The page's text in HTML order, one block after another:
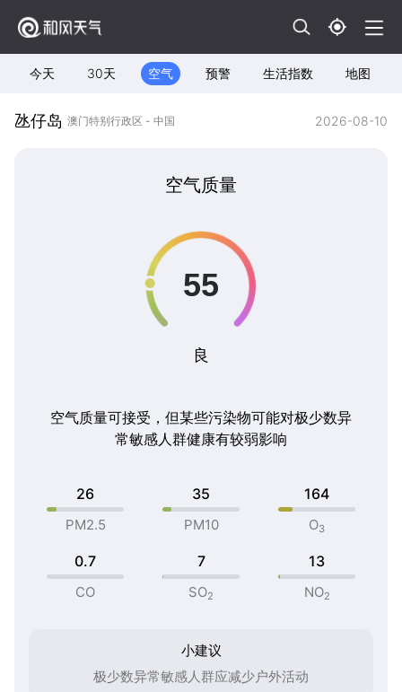
今天 30天 空气 预警 生活指数 地图
氹仔岛 澳门特别行政区 - 中国 2026-08-10
空气质量
良
空气质量可接受，但某些污染物可能对极少数异
常敏感人群健康有较弱影响
26
PM2.5
35
PM10
164
O3
0.7
CO
7
SO2
13
NO2
小建议
极少数异常敏感人群应减少户外活动